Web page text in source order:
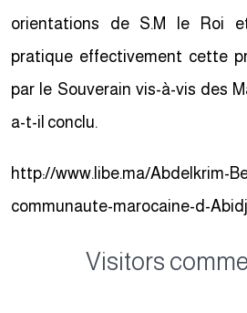
orientations de S.M le Roi
pratique effectivement cette
par le Souverain vis-à-vis des
a-t-il conclu.
http://www.libe.ma/Abdelkrim-
communaute-marocaine-d-
Visitors